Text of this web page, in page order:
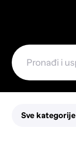
Sve kategorije